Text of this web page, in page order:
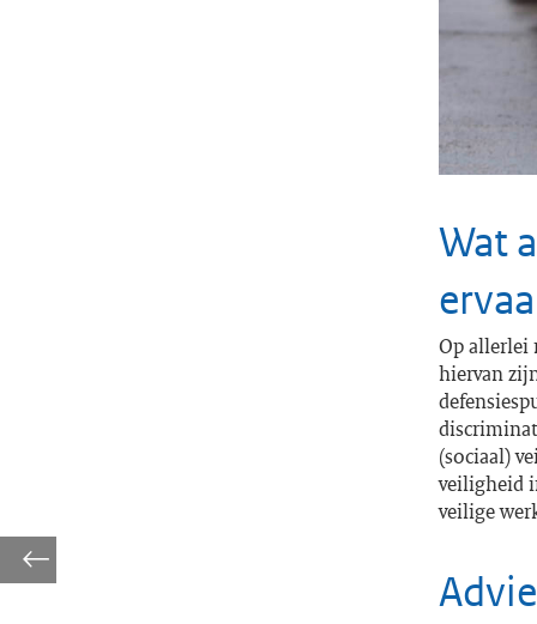
Wat
Op allerlei
hiervan
(sociaal)
veiligheid
veilige